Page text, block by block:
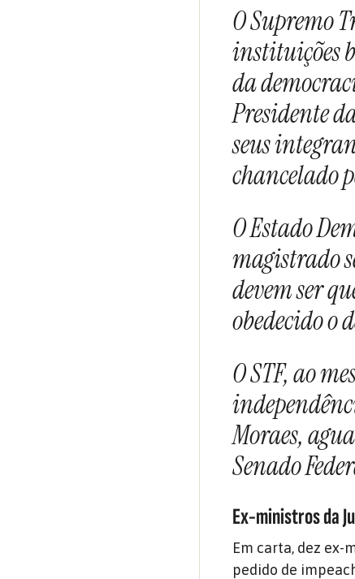
O Supremo
instituições
da
Presidente
seus
chancelado
O Estado
magistrado
devem ser
obedecido o
O STF, ao
Moraes,
Senado
Ex-ministros da
Em carta, dez ex-
pedido de